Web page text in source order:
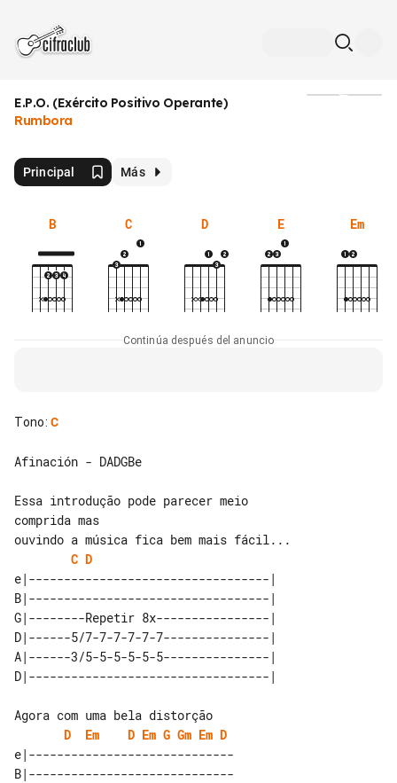
E.P.O. (Exército Positivo Operante)
Rumbora
Principal Más
B C D E Em
Continúa después del anuncio
Tono: C
Afinación - DADGBe
Essa introdução pode parecer meio
comprida mas
C D
e|----------------------------------|
B|----------------------------------|
G|--------Repetir 8x----------------|
D|------5/7-7-7-7-7-7---------------|
A|------3/5-5-5-5-5-5---------------|
D
Em D Em G Gm Em D
e|-----------------------------
B|-----------------------------